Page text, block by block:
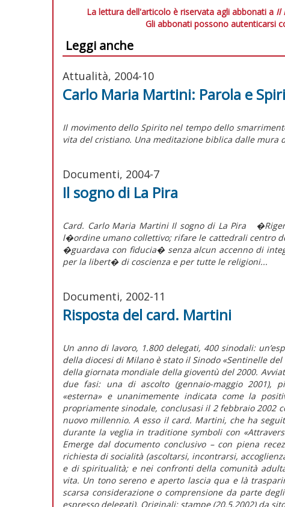
La lettura dell'articolo è riservata agli abbonati a Il
Gli abbonati possono autenticarsi
Leggi anche
Attualità, 2004-10
Carlo Maria Martini: Parola e
Il movimento dello Spirito nel tempo dello
vita del cristiano. Una meditazione biblica dalle mura
Documenti, 2004-7
Il sogno di La Pira
Card. Carlo Maria Martini Il sogno di La Pira
l�ordine umano collettivo; rifare le cattedrali centro
�guardava con fiducia� senza alcun accenno di
per la libert� di coscienza e per tutte le religioni...
Documenti, 2002-11
Risposta del card. Martini
Un anno di lavoro, 1.800 delegati, 400 sinodali:
della diocesi di Milano è stato il Sinodo «Sentinelle
della giornata mondiale della gioventù del 2000.
due fasi: una di ascolto (gennaio-maggio 2001),
«esterna» e unanimemente indicata come la
propriamente sinodale, conclusasi il 2 febbraio 2002
nuovo millennio. A esso il card. Martini, che ha
durante la veglia in traditione symboli con
Emerge dal documento conclusivo – con piena
richiesta di socialità (ascoltarsi, incontrarsi,
e di spiritualità; e nei confronti della comunità
vita. Un tono sereno e aperto lascia qua e là
scarsa considerazione o comprensione da parte
espresso delegati). Originali: stampe (20.5.2002) da